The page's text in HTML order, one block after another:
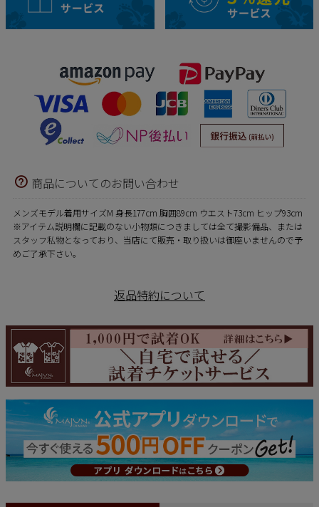
商品についてのお問い合わせ
メンズモデル着用サイズM 身長177cm 胸囲89cm ウエスト73cm ヒップ93cm
※アイテム説明欄に記載のない小物類につきましては全て撮影備品、または
スタッフ私物となっており、当店にて販売・取り扱いは御座いませんので予
めご了承下さい。
返品特約について